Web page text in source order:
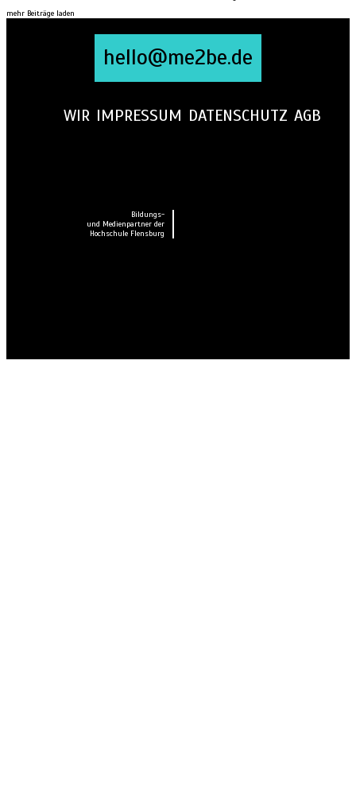
mehr Beiträge laden
hello@me2be.de
WIR IMPRESSUM DATENSCHUTZ AGB
Bildungs-
und Medienpartner der
Hochschule Flensburg